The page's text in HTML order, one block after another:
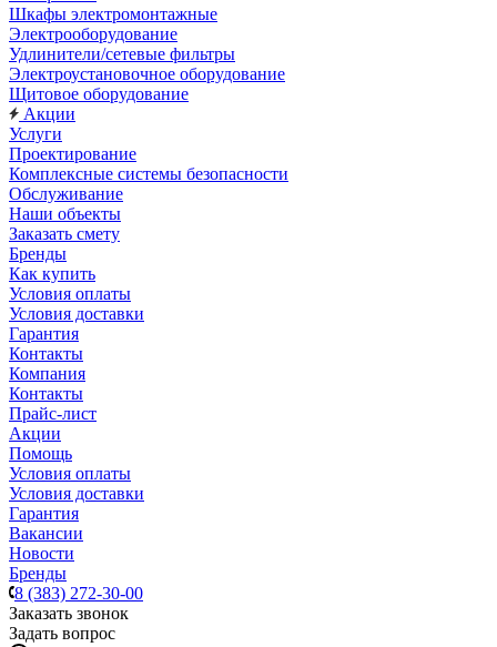
Шкафы электромонтажные
Электрооборудование
Удлинители/сетевые фильтры
Электроустановочное оборудование
Щитовое оборудование
Акции
Услуги
Проектирование
Комплексные системы безопасности
Обслуживание
Наши объекты
Заказать смету
Бренды
Как купить
Условия оплаты
Условия доставки
Гарантия
Контакты
Компания
Контакты
Прайс-лист
Акции
Помощь
Условия оплаты
Условия доставки
Гарантия
Вакансии
Новости
Бренды
8 (383) 272-30-00
Заказать звонок
Задать вопрос